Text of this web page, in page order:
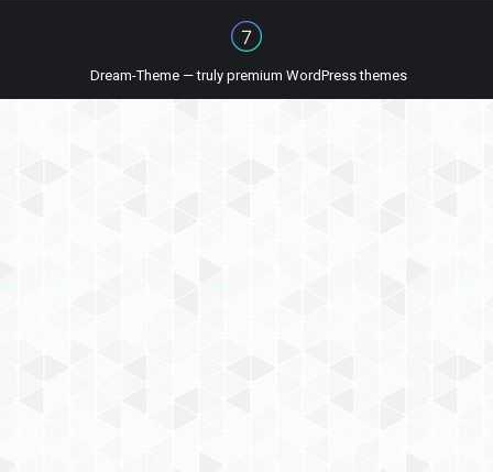
Dream-Theme — truly premium WordPress themes